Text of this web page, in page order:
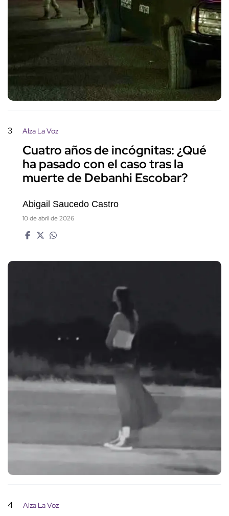
3 Alza La Voz
Cuatro años de incógnitas: ¿Qué
ha pasado con el caso tras la
muerte de Debanhi Escobar?
Abigail Saucedo Castro
10 de abril de 2026
4 Alza La Voz